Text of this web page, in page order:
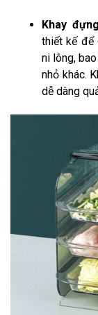
Khay
thiết kế để
ni lông,
nhỏ khác.
dễ dàng